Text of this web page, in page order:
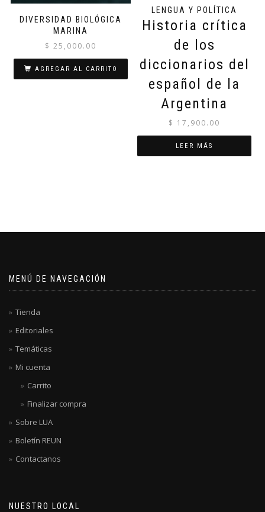
DIVERSIDAD BIOLÓGICA
MARINA
$ 25,000.00
AGREGAR AL CARRITO
LENGUA Y POLÍTICA
Historia crítica
de los
diccionarios del
español de la
Argentina
$ 17,900.00
LEER MÁS
MENÚ DE NAVEGACIÓN
Tienda
Editoriales
Temáticas
Mi cuenta
Carrito
Finalizar compra
Sobre LUA
Boletín REUN
Contactanos
NUESTRO LOCAL